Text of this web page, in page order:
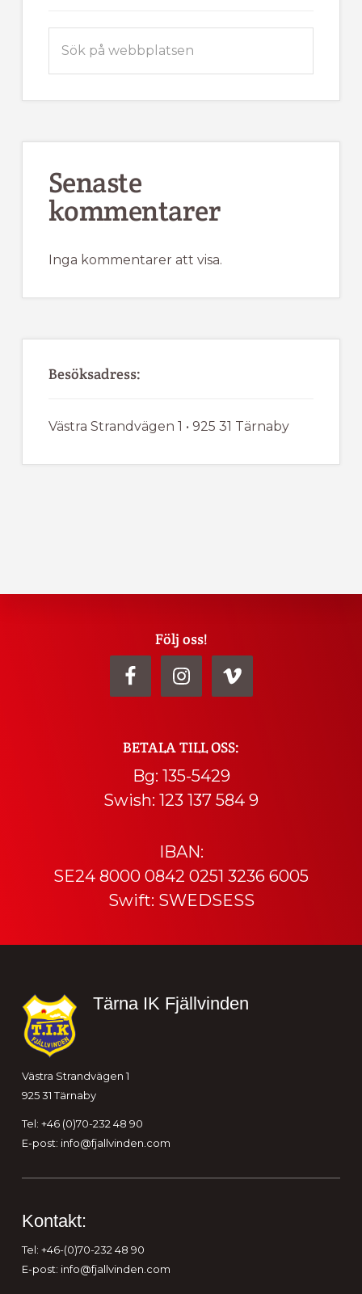
Senaste
kommentarer
Inga kommentarer att visa.
Besöksadress:
Västra Strandvägen 1 • 925 31 Tärnaby
Följ oss!
BETALA TILL OSS:
Bg: 135-5429
Swish: 123 137 584 9
IBAN:
SE24 8000 0842 0251 3236 6005
Swift: SWEDSESS
SidfotTärna IK Fjällvinden
Västra Strandvägen 1
925 31 Tärnaby
Tel: +46 (0)70-232 48 90
E-post: info@fjallvinden.com
Kontakt:
Tel: +46-(0)70-232 48 90
E-post: info@fjallvinden.com